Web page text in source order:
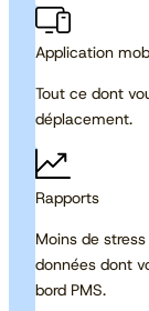
Application
Tout ce dont
déplacement.
Rapports
Moins de
données dont
bord PMS.